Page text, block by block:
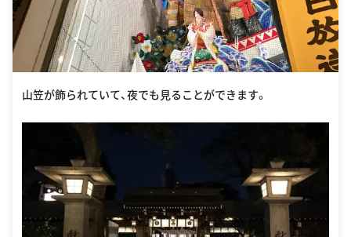
山笠が飾られていて、夜でも見ることができます。